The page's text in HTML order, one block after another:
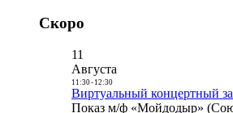
Скоро
11
Августа
11:30- 12:30
Виртуальный концертный
Показ м/ф «Мойдодыр»